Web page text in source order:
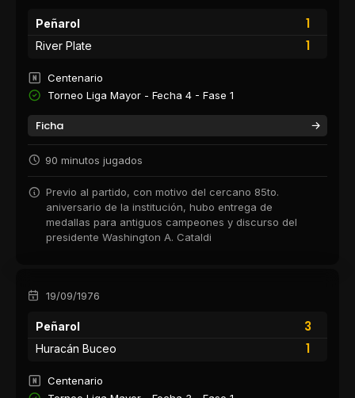
Peñarol
1
1
River Plate
Centenario
Torneo Liga Mayor - Fecha 4 - Fase 1
Ficha
90 minutos jugados
Previo al partido, con motivo del cercano 85to.
aniversario de la institución, hubo entrega de
medallas para antiguos campeones y discurso del
presidente Washington A. Cataldi
19/09/1976
Peñarol
3
1
Huracán Buceo
Centenario